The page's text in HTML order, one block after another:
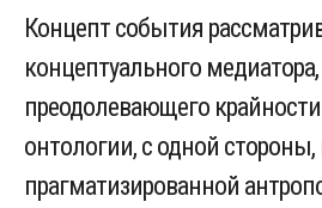
Концепт события
концептуального медиатора,
преодолевающего
онтологии, с одной
прагматизированной